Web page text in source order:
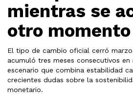
mientras se
otro
El tipo de cambio oficial cerró
acumuló tres meses consecutivos en
escenario que combina estabilidad
crecientes dudas sobre la
monetario.